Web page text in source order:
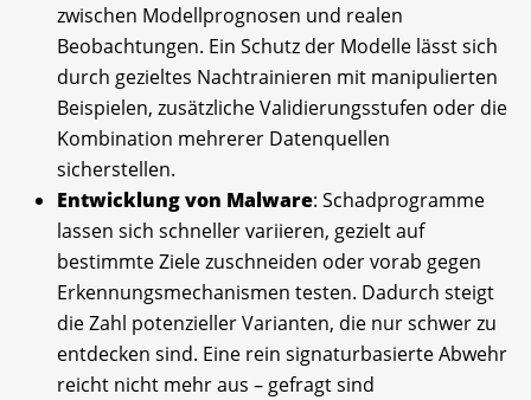
zwischen Modellprognosen und realen
Beobachtungen. Ein Schutz der Modelle lässt sich
durch gezieltes Nachtrainieren mit manipulierten
Beispielen, zusätzliche Validierungsstufen oder die
Kombination mehrerer Datenquellen
sicherstellen.
Entwicklung von Malware: Schadprogramme
lassen sich schneller variieren, gezielt auf
bestimmte Ziele zuschneiden oder vorab gegen
Erkennungsmechanismen testen. Dadurch steigt
die Zahl potenzieller Varianten, die nur schwer zu
entdecken sind. Eine rein signaturbasierte Abwehr
reicht nicht mehr aus – gefragt sind